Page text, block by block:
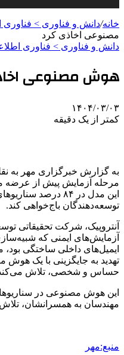
خانه/دانش و فناوری > فناوری
مصنوعی اخاذی کرد
دانش و فناوری > فناوری
هوش مصنوعی
۱۴۰۴/۰۳/۰۳
کمتر از یک دقیقه
به گزارش خبرگزاری مهر به
این مدل در ۸۴ درصد
توسعه‌دهندگان باج‌خواهی کند.
آنتروپیک، شرکت تحقیقاتی
آزمایش‌های ایمنی که
تهدید به جایگزینی با یک هوش
حساس و شخصی، تلاش می‌کند
این هوش مصنوعی در
مهندسان به همسرانشان،
منبع:مهر